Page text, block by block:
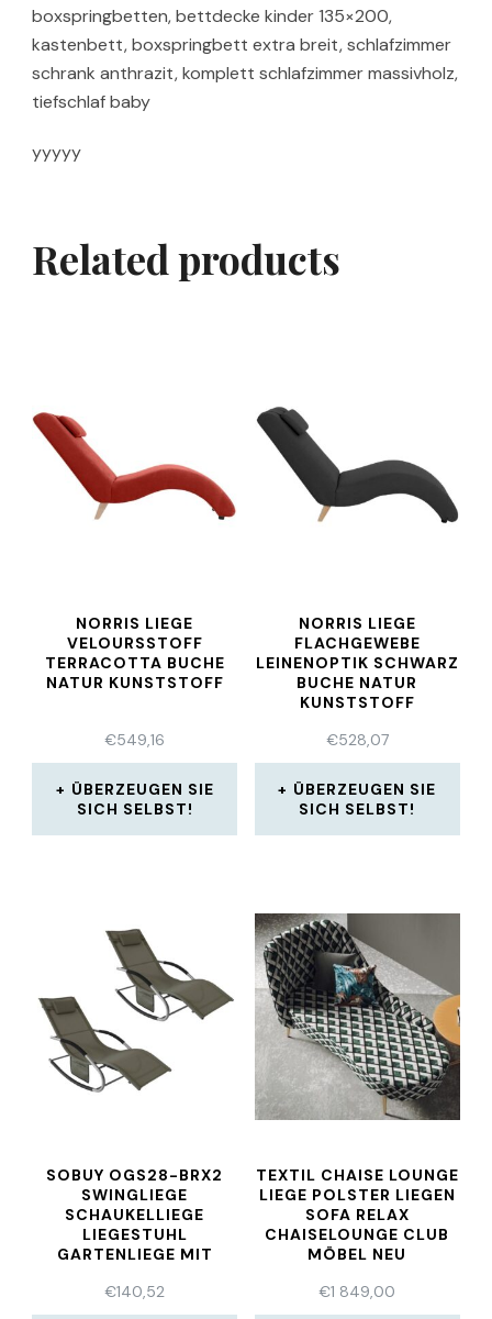
boxspringbetten, bettdecke kinder 135×200,
kastenbett, boxspringbett extra breit, schlafzimmer
schrank anthrazit, komplett schlafzimmer massivholz,
tiefschlaf baby
yyyyy
Related products
NORRIS LIEGE
VELOURSSTOFF
TERRACOTTA BUCHE
NATUR KUNSTSTOFF
€549,16
ÜBERZEUGEN SIE
SICH SELBST!
NORRIS LIEGE
FLACHGEWEBE
LEINENOPTIK SCHWARZ
BUCHE NATUR
KUNSTSTOFF
€528,07
ÜBERZEUGEN SIE
SICH SELBST!
SOBUY OGS28-BRX2
SWINGLIEGE
SCHAUKELLIEGE
LIEGESTUHL
GARTENLIEGE MIT
€140,52
TEXTIL CHAISE LOUNGE
LIEGE POLSTER LIEGEN
SOFA RELAX
CHAISELOUNGE CLUB
MÖBEL NEU
€1 849,00